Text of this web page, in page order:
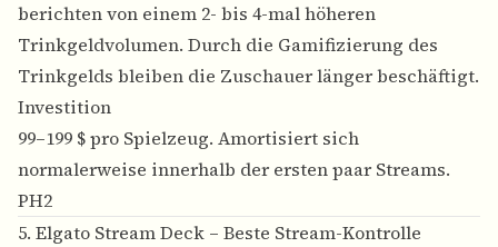
berichten von einem 2- bis 4-mal höheren
Trinkgeldvolumen. Durch die Gamifizierung des
Trinkgelds bleiben die Zuschauer länger beschäftigt.
Investition
99–199 $ pro Spielzeug. Amortisiert sich
normalerweise innerhalb der ersten paar Streams.
PH2
5. Elgato Stream Deck – Beste Stream-Kontrolle